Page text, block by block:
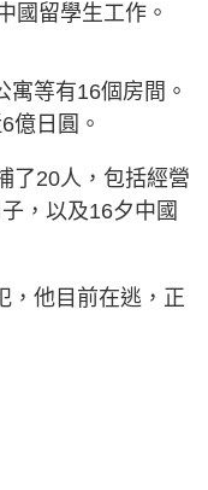
國留學生工作。
等有16個房間。
億日圓。
了20人，包括經營
，以及16夕中國
，他目前在逃，正